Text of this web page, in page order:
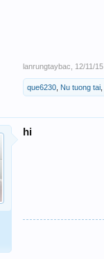
lanrungtaybac 12/11/15
que6230 Nu tuong tai
hi